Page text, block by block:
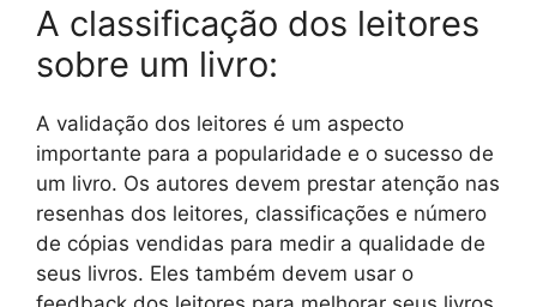
A classificação dos leitores
sobre um livro:
A validação dos leitores é um aspecto
importante para a popularidade e o sucesso de
um livro. Os autores devem prestar atenção nas
resenhas dos leitores, classificações e número
de cópias vendidas para medir a qualidade de
seus livros. Eles também devem usar o